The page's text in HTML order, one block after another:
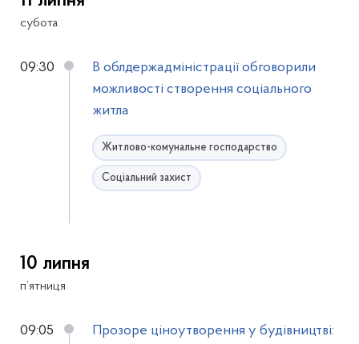
субота
09:30
В облдержадміністрації обговорили
можливості створення соціального
житла
Житлово-комунальне господарство
Соціальний захист
10 липня
п’ятниця
09:05
Прозоре ціноутворення у будівництві: